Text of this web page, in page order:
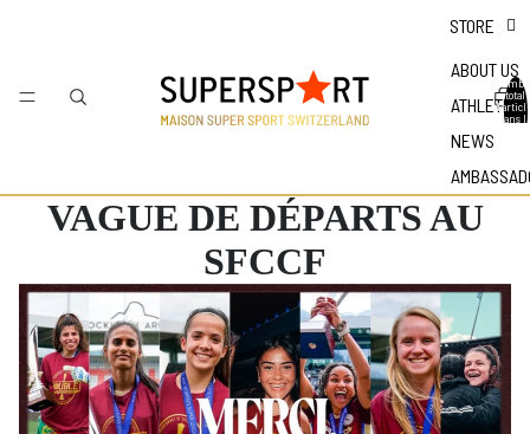
STORE
ABOUT US
ATHLETES
NEWS
total
dans
VAGUE DE DÉPARTS AU
SFCCF